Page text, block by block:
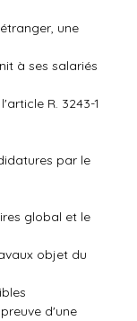
une
à ses salariés
R. 3243-1
par le
global et le
objet du
d'une